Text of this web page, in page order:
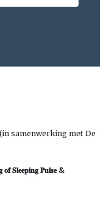
samenwerking met De
𝐒𝐥𝐞𝐞𝐩𝐢𝐧𝐠 𝐏𝐮𝐥𝐬𝐞 &